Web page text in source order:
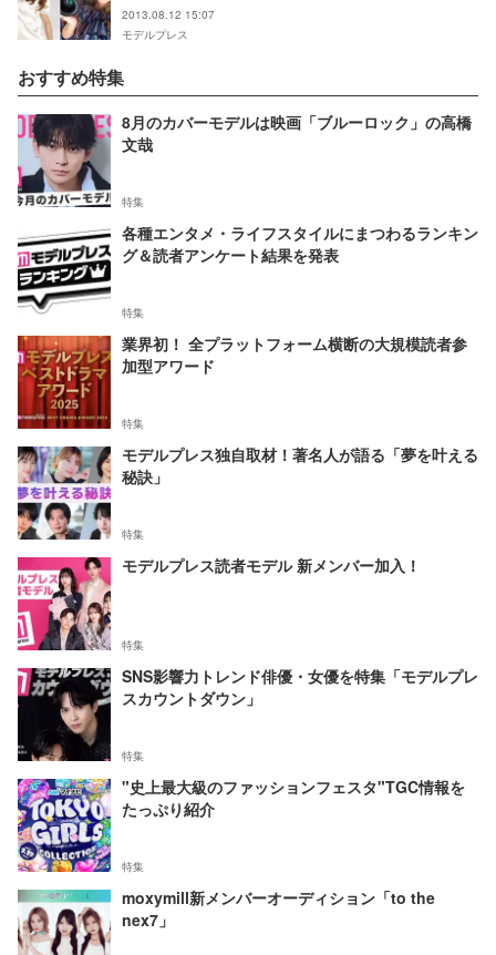
2013.08.12 15:07
モデルプレス
おすすめ特集
8月のカバーモデルは映画「ブルーロック」の高橋
文哉
特集
各種エンタメ・ライフスタイルにまつわるランキン
グ＆読者アンケート結果を発表
特集
業界初！ 全プラットフォーム横断の大規模読者参
加型アワード
特集
モデルプレス独自取材！著名人が語る「夢を叶える
秘訣」
特集
モデルプレス読者モデル 新メンバー加入！
特集
SNS影響力トレンド俳優・女優を特集「モデルプレ
スカウントダウン」
特集
"史上最大級のファッションフェスタ"TGC情報を
たっぷり紹介
特集
moxymill新メンバーオーディション「to the
nex7」